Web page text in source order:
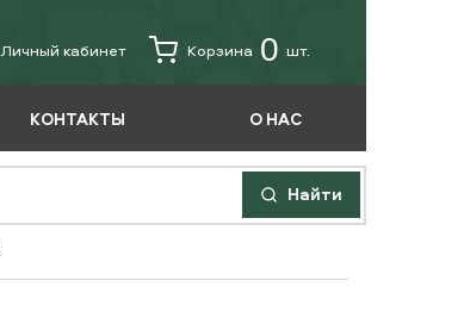
Личный кабинет Корзина 0 шт.
КОНТАКТЫ О НАС
Найти